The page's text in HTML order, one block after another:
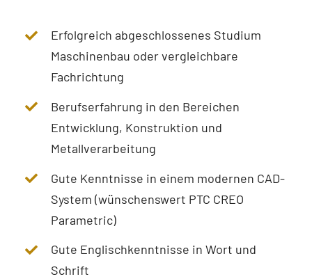
Erfolgreich abgeschlossenes Studium
Maschinenbau oder vergleichbare
Fachrichtung
Berufserfahrung in den Bereichen
Entwicklung, Konstruktion und
Metallverarbeitung
Gute Kenntnisse in einem modernen CAD-
System (wünschenswert PTC CREO
Parametric)
Gute Englischkenntnisse in Wort und
Schrift